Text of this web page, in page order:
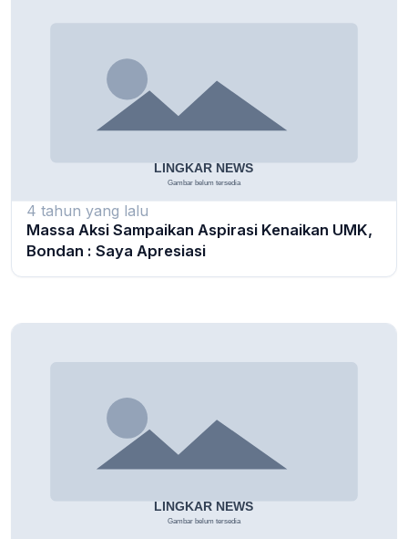
4 tahun yang lalu
Massa Aksi Sampaikan Aspirasi Kenaikan UMK,
Bondan : Saya Apresiasi